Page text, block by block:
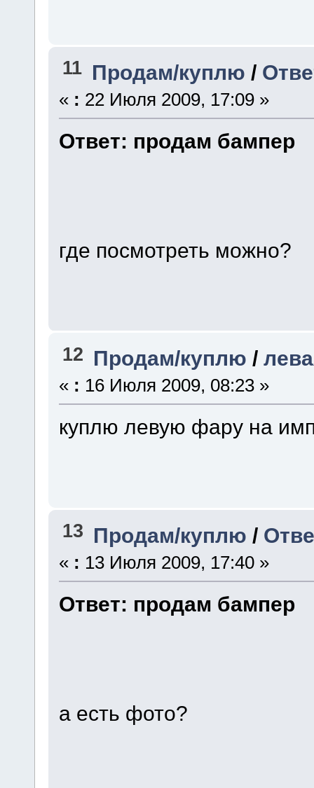
11 Продам/куплю /
« : 22 Июля 2009, 17:09 »
Ответ: продам бампер
где посмотреть можно?
12 Продам/куплю /
« : 16 Июля 2009, 08:23 »
куплю левую фару на
13 Продам/куплю /
« : 13 Июля 2009, 17:40 »
Ответ: продам бампер
а есть фото?